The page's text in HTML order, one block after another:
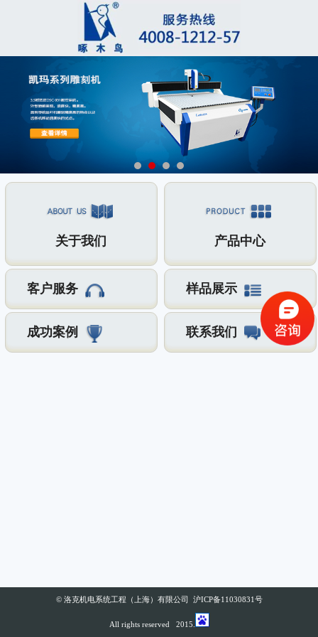
关于我们 产品中心
客户服务 样品展示
成功案例 联系我们
© 洛克机电系统工程（上海）有限公司 沪ICP备11030831号
All rights reserved 2015.